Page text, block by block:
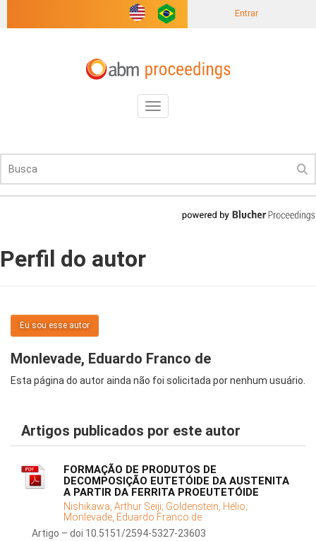
Entrar
Toggle
navigation
Perfil do autor
Eu sou esse autor
Monlevade, Eduardo Franco de
Esta página do autor ainda não foi solicitada por nenhum usuário.
Artigos publicados por este autor
FORMAÇÃO DE PRODUTOS DE
DECOMPOSIÇÃO EUTETÓIDE DA AUSTENITA
A PARTIR DA FERRITA PROEUTETÓIDE
Nishikawa, Arthur Seiji; Goldenstein, Hélio;
Monlevade, Eduardo Franco de
Artigo – doi 10.5151/2594-5327-23603